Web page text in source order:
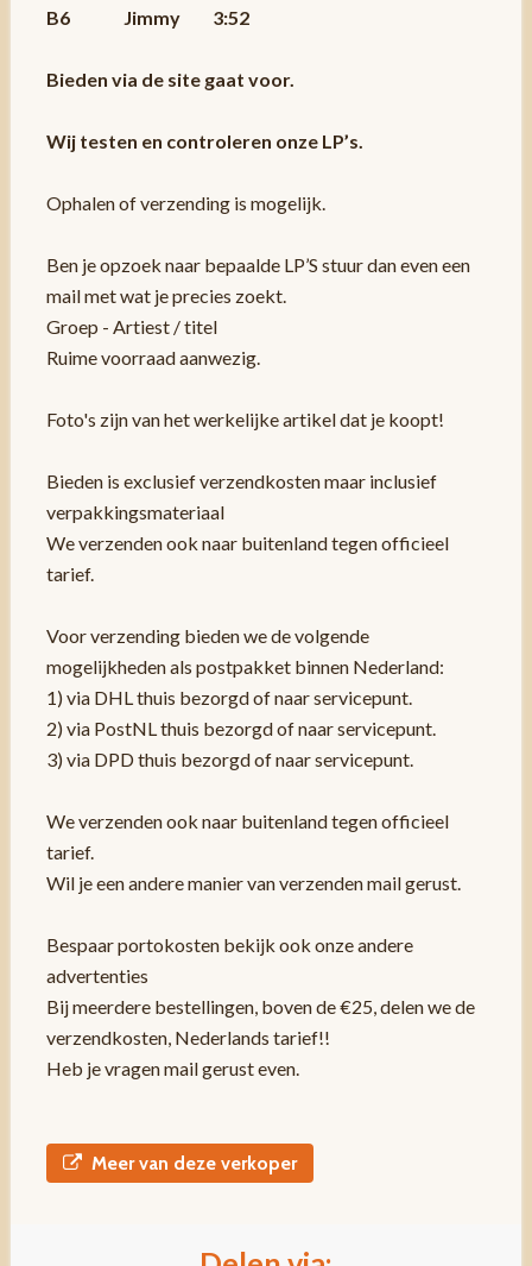
B6 Jimmy 3:52
Bieden via de site gaat voor.
Wij testen en controleren onze LP’s.
Ophalen of verzending is mogelijk.
Ben je opzoek naar bepaalde LP’S stuur dan even een
mail met wat je precies zoekt.
Groep - Artiest / titel
Ruime voorraad aanwezig.
Foto's zijn van het werkelijke artikel dat je koopt!
Bieden is exclusief verzendkosten maar inclusief
verpakkingsmateriaal
We verzenden ook naar buitenland tegen officieel
tarief.
Voor verzending bieden we de volgende
mogelijkheden als postpakket binnen Nederland:
1) via DHL thuis bezorgd of naar servicepunt.
2) via PostNL thuis bezorgd of naar servicepunt.
3) via DPD thuis bezorgd of naar servicepunt.
We verzenden ook naar buitenland tegen officieel
tarief.
Wil je een andere manier van verzenden mail gerust.
Bespaar portokosten bekijk ook onze andere
advertenties
Bij meerdere bestellingen, boven de €25, delen we de
verzendkosten, Nederlands tarief!!
Heb je vragen mail gerust even.
Meer van deze verkoper